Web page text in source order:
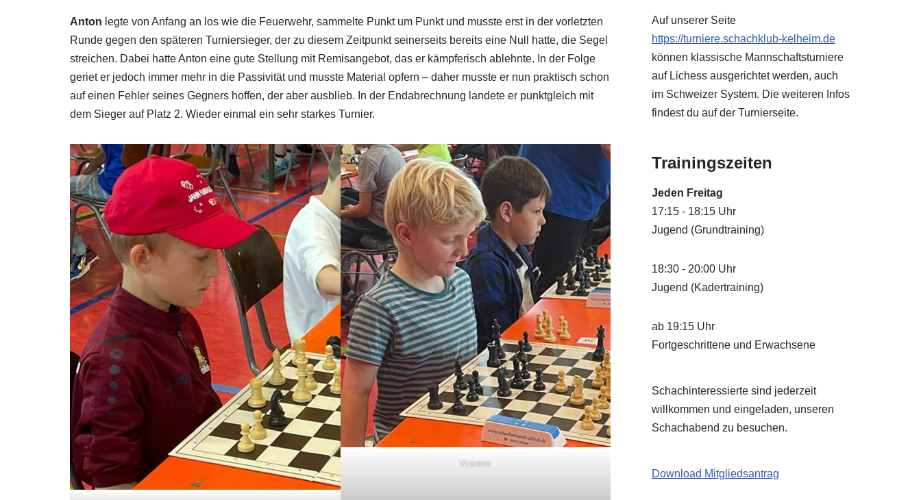
Anton legte von Anfang an los wie die Feuerwehr, sammelte Punkt um Punkt und musste erst in der vorletzten
Runde gegen den späteren Turniersieger, der zu diesem Zeitpunkt seinerseits bereits eine Null hatte, die Segel
streichen. Dabei hatte Anton eine gute Stellung mit Remisangebot, das er kämpferisch ablehnte. In der Folge
geriet er jedoch immer mehr in die Passivität und musste Material opfern – daher musste er nun praktisch schon
auf einen Fehler seines Gegners hoffen, der aber ausblieb. In der Endabrechnung landete er punktgleich mit
dem Sieger auf Platz 2. Wieder einmal ein sehr starkes Turnier.
Vinzenz
Auf unserer Seite
https://turniere.schachklub-kelheim.de
können klassische Mannschaftsturniere
auf Lichess ausgerichtet werden, auch
im Schweizer System. Die weiteren Infos
findest du auf der Turnierseite.
Trainingszeiten
Jeden Freitag
17:15 - 18:15 Uhr
Jugend (Grundtraining)
18:30 - 20:00 Uhr
Jugend (Kadertraining)
ab 19:15 Uhr
Fortgeschrittene und Erwachsene
Schachinteressierte sind jederzeit
willkommen und eingeladen, unseren
Schachabend zu besuchen.
Download Mitgliedsantrag